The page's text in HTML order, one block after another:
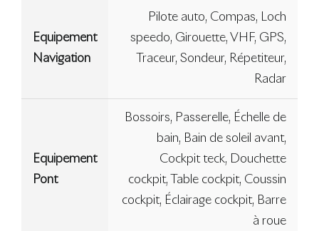
Equipement
Navigation
Pilote auto, Compas, Loch
speedo, Girouette, VHF, GPS,
Traceur, Sondeur, Répetiteur,
Radar
Equipement
Pont
Bossoirs, Passerelle, Échelle de
bain, Bain de soleil avant,
Cockpit teck, Douchette
cockpit, Table cockpit, Coussin
cockpit, Éclairage cockpit, Barre
à roue